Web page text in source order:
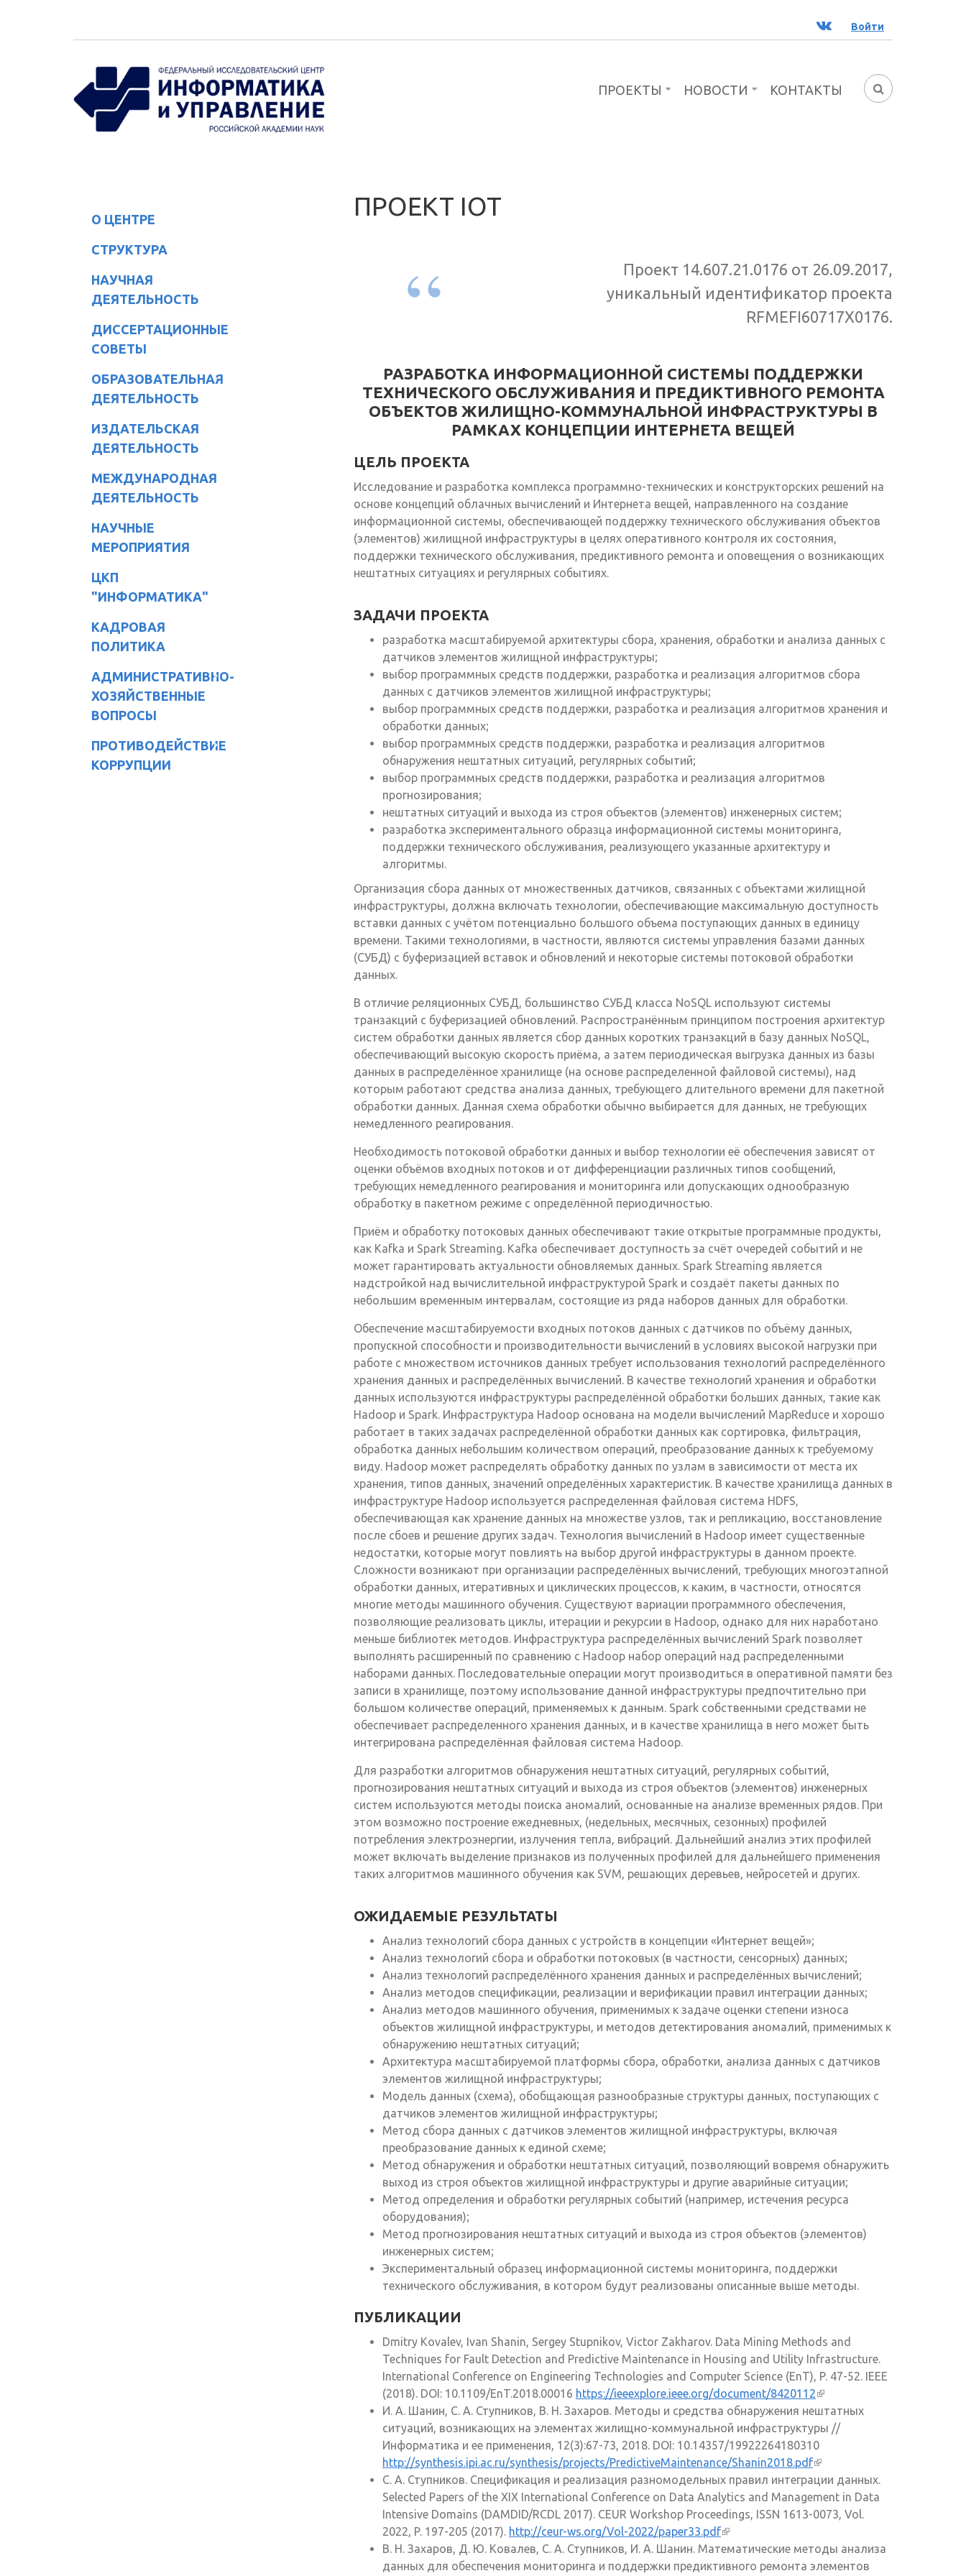
ВК Войти
ФОРМА
ПРОЕКТЫ НОВОСТИ КОНТАКТЫ
О ЦЕНТРЕ
СТРУКТУРА
НАУЧНАЯ
ДЕЯТЕЛЬНОСТЬ
ДИССЕРТАЦИОННЫЕ
СОВЕТЫ
ОБРАЗОВАТЕЛЬНАЯ
ДЕЯТЕЛЬНОСТЬ
ИЗДАТЕЛЬСКАЯ
ДЕЯТЕЛЬНОСТЬ
МЕЖДУНАРОДНАЯ
ДЕЯТЕЛЬНОСТЬ
НАУЧНЫЕ
МЕРОПРИЯТИЯ
ЦКП
"ИНФОРМАТИКА"
КАДРОВАЯ
ПОЛИТИКА
АДМИНИСТРАТИВНО-
ХОЗЯЙСТВЕННЫЕ
ВОПРОСЫ
ПРОТИВОДЕЙСТВИЕ
КОРРУПЦИИ
ПРОЕКТ IOT
Проект 14.607.21.0176 от 26.09.2017,
уникальный идентификатор проекта
RFMEFI60717X0176.
РАЗРАБОТКА ИНФОРМАЦИОННОЙ СИСТЕМЫ ПОДДЕРЖКИ
ТЕХНИЧЕСКОГО ОБСЛУЖИВАНИЯ И ПРЕДИКТИВНОГО РЕМОНТА
ОБЪЕКТОВ ЖИЛИЩНО-КОММУНАЛЬНОЙ ИНФРАСТРУКТУРЫ В
РАМКАХ КОНЦЕПЦИИ ИНТЕРНЕТА ВЕЩЕЙ
ЦЕЛЬ ПРОЕКТА
Исследование и разработка комплекса программно-технических и конструкторских решений на
основе концепций облачных вычислений и Интернета вещей, направленного на создание
информационной системы, обеспечивающей поддержку технического обслуживания объектов
(элементов) жилищной инфраструктуры в целях оперативного контроля их состояния,
поддержки технического обслуживания, предиктивного ремонта и оповещения о возникающих
нештатных ситуациях и регулярных событиях.
ЗАДАЧИ ПРОЕКТА
разработка масштабируемой архитектуры сбора, хранения, обработки и анализа данных с
датчиков элементов жилищной инфраструктуры;
выбор программных средств поддержки, разработка и реализация алгоритмов сбора
данных с датчиков элементов жилищной инфраструктуры;
выбор программных средств поддержки, разработка и реализация алгоритмов хранения и
обработки данных;
выбор программных средств поддержки, разработка и реализация алгоритмов
обнаружения нештатных ситуаций, регулярных событий;
выбор программных средств поддержки, разработка и реализация алгоритмов
прогнозирования;
нештатных ситуаций и выхода из строя объектов (элементов) инженерных систем;
разработка экспериментального образца информационной системы мониторинга,
поддержки технического обслуживания, реализующего указанные архитектуру и
алгоритмы.
Организация сбора данных от множественных датчиков, связанных с объектами жилищной
инфраструктуры, должна включать технологии, обеспечивающие максимальную доступность
вставки данных с учётом потенциально большого объема поступающих данных в единицу
времени. Такими технологиями, в частности, являются системы управления базами данных
(СУБД) с буферизацией вставок и обновлений и некоторые системы потоковой обработки
данных.
В отличие реляционных СУБД, большинство СУБД класса NoSQL используют системы
транзакций с буферизацией обновлений. Распространённым принципом построения архитектур
систем обработки данных является сбор данных коротких транзакций в базу данных NoSQL,
обеспечивающий высокую скорость приёма, а затем периодическая выгрузка данных из базы
данных в распределённое хранилище (на основе распределенной файловой системы), над
которым работают средства анализа данных, требующего длительного времени для пакетной
обработки данных. Данная схема обработки обычно выбирается для данных, не требующих
немедленного реагирования.
Необходимость потоковой обработки данных и выбор технологии её обеспечения зависят от
оценки объёмов входных потоков и от дифференциации различных типов сообщений,
требующих немедленного реагирования и мониторинга или допускающих однообразную
обработку в пакетном режиме с определённой периодичностью.
Приём и обработку потоковых данных обеспечивают такие открытые программные продукты,
как Kafka и Spark Streaming. Kafka обеспечивает доступность за счёт очередей событий и не
может гарантировать актуальности обновляемых данных. Spark Streaming является
надстройкой над вычислительной инфраструктурой Spark и создаёт пакеты данных по
небольшим временным интервалам, состоящие из ряда наборов данных для обработки.
Обеспечение масштабируемости входных потоков данных с датчиков по объёму данных,
пропускной способности и производительности вычислений в условиях высокой нагрузки при
работе с множеством источников данных требует использования технологий распределённого
хранения данных и распределённых вычислений. В качестве технологий хранения и обработки
данных используются инфраструктуры распределённой обработки больших данных, такие как
Hadoop и Spark. Инфраструктура Hadoop основана на модели вычислений MapReduce и хорошо
работает в таких задачах распределённой обработки данных как сортировка, фильтрация,
обработка данных небольшим количеством операций, преобразование данных к требуемому
виду. Hadoop может распределять обработку данных по узлам в зависимости от места их
хранения, типов данных, значений определённых характеристик. В качестве хранилища данных в
инфраструктуре Hadoop используется распределенная файловая система HDFS,
обеспечивающая как хранение данных на множестве узлов, так и репликацию, восстановление
после сбоев и решение других задач. Технология вычислений в Hadoop имеет существенные
недостатки, которые могут повлиять на выбор другой инфраструктуры в данном проекте.
Сложности возникают при организации распределённых вычислений, требующих многоэтапной
обработки данных, итеративных и циклических процессов, к каким, в частности, относятся
многие методы машинного обучения. Существуют вариации программного обеспечения,
позволяющие реализовать циклы, итерации и рекурсии в Hadoop, однако для них наработано
меньше библиотек методов. Инфраструктура распределённых вычислений Spark позволяет
выполнять расширенный по сравнению с Hadoop набор операций над распределенными
наборами данных. Последовательные операции могут производиться в оперативной памяти без
записи в хранилище, поэтому использование данной инфраструктуры предпочтительно при
большом количестве операций, применяемых к данным. Spark собственными средствами не
обеспечивает распределенного хранения данных, и в качестве хранилища в него может быть
интегрирована распределённая файловая система Hadoop.
Для разработки алгоритмов обнаружения нештатных ситуаций, регулярных событий,
прогнозирования нештатных ситуаций и выхода из строя объектов (элементов) инженерных
систем используются методы поиска аномалий, основанные на анализе временных рядов. При
этом возможно построение ежедневных, (недельных, месячных, сезонных) профилей
потребления электроэнергии, излучения тепла, вибраций. Дальнейший анализ этих профилей
может включать выделение признаков из полученных профилей для дальнейшего применения
таких алгоритмов машинного обучения как SVM, решающих деревьев, нейросетей и других.
ОЖИДАЕМЫЕ РЕЗУЛЬТАТЫ
Анализ технологий сбора данных с устройств в концепции «Интернет вещей»;
Анализ технологий сбора и обработки потоковых (в частности, сенсорных) данных;
Анализ технологий распределённого хранения данных и распределённых вычислений;
Анализ методов спецификации, реализации и верификации правил интеграции данных;
Анализ методов машинного обучения, применимых к задаче оценки степени износа
объектов жилищной инфраструктуры, и методов детектирования аномалий, применимых к
обнаружению нештатных ситуаций;
Архитектура масштабируемой платформы сбора, обработки, анализа данных с датчиков
элементов жилищной инфраструктуры;
Модель данных (схема), обобщающая разнообразные структуры данных, поступающих с
датчиков элементов жилищной инфраструктуры;
Метод сбора данных с датчиков элементов жилищной инфраструктуры, включая
преобразование данных к единой схеме;
Метод обнаружения и обработки нештатных ситуаций, позволяющий вовремя обнаружить
выход из строя объектов жилищной инфраструктуры и другие аварийные ситуации;
Метод определения и обработки регулярных событий (например, истечения ресурса
оборудования);
Метод прогнозирования нештатных ситуаций и выхода из строя объектов (элементов)
инженерных систем;
Экспериментальный образец информационной системы мониторинга, поддержки
технического обслуживания, в котором будут реализованы описанные выше методы.
ПУБЛИКАЦИИ
Dmitry Kovalev, Ivan Shanin, Sergey Stupnikov, Victor Zakharov. Data Mining Methods and
Techniques for Fault Detection and Predictive Maintenance in Housing and Utility Infrastructure.
International Conference on Engineering Technologies and Computer Science (EnT), P. 47-52. IEEE
(2018). DOI: 10.1109/EnT.2018.00016 https://ieeexplore.ieee.org/document/8420112(внешняя
ссылка)
И. А. Шанин, С. А. Ступников, В. Н. Захаров. Методы и средства обнаружения нештатных
ситуаций, возникающих на элементах жилищно-коммунальной инфраструктуры //
Информатика и ее применения, 12(3):67-73, 2018. DOI: 10.14357/19922264180310
http://synthesis.ipi.ac.ru/synthesis/projects/PredictiveMaintenance/Shanin2018.pdf(внешняя
ссылка)
С. А. Ступников. Спецификация и реализация разномодельных правил интеграции данных.
Selected Papers of the XIX International Conference on Data Analytics and Management in Data
Intensive Domains (DAMDID/RCDL 2017). CEUR Workshop Proceedings, ISSN 1613-0073, Vol.
2022, P. 197-205 (2017). http://ceur-ws.org/Vol-2022/paper33.pdf(внешняя ссылка)
В. Н. Захаров, Д. Ю. Ковалев, С. А. Ступников, И. А. Шанин. Математические методы анализа
данных для обеспечения мониторинга и поддержки предиктивного ремонта элементов